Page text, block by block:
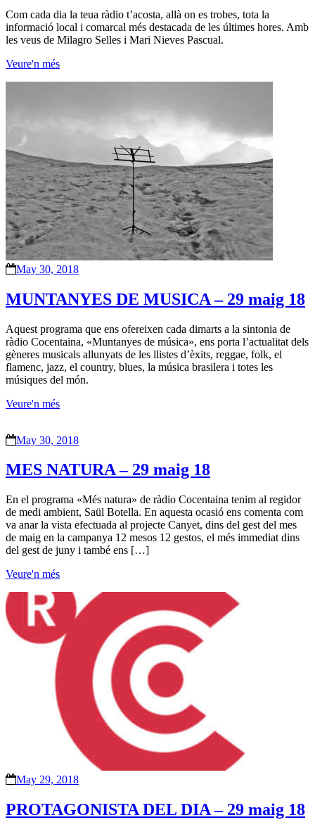
Com cada dia la teua ràdio t’acosta, allà on es trobes, tota la
informació local i comarcal més destacada de les últimes hores. Amb
les veus de Milagro Selles i Mari Nieves Pascual.
Veure'n més
May 30, 2018
MUNTANYES DE MUSICA – 29 maig 18
Aquest programa que ens ofereixen cada dimarts a la sintonia de
ràdio Cocentaina, «Muntanyes de música», ens porta l’actualitat dels
gèneres musicals allunyats de les llistes d’èxits, reggae, folk, el
flamenc, jazz, el country, blues, la música brasilera i totes les
músiques del món.
Veure'n més
May 30, 2018
MES NATURA – 29 maig 18
En el programa «Més natura» de ràdio Cocentaina tenim al regidor
de medi ambient, Saül Botella. En aquesta ocasió ens comenta com
va anar la vista efectuada al projecte Canyet, dins del gest del mes
de maig en la campanya 12 mesos 12 gestos, el més immediat dins
del gest de juny i també ens […]
Veure'n més
May 29, 2018
PROTAGONISTA DEL DIA – 29 maig 18